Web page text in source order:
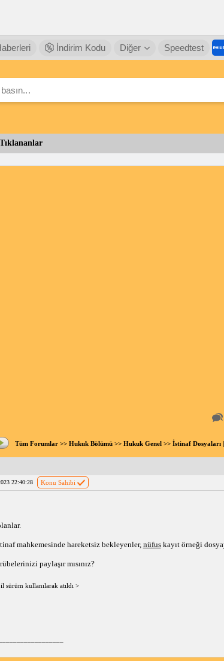
İndirim Kodu Diğer Speedtest
Tüm Forumlar>> Hukuk Bölümü>> Hukuk Genel>> İstinaf Dosyaları
22:40:28 Konu Sahibi
mahkemesinde hareketsiz bekleyenler, nüfus kayıt örneği
paylaşır mısınız?
sürüm kullanılarak atıldı >